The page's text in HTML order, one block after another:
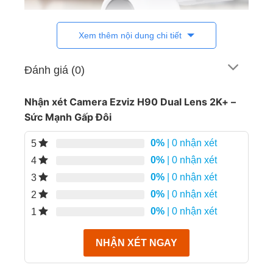
Điểm khác biệt của Ezviz H90 Dual Lens
2K+
2 ống kính kép 4MP + 4MP– Cho phép quan
sát cùng lúc hai khung hình cực rộng, bao quát
toàn bộ khu vực mà không bỏ sót điểm mù.
Hình ảnh chuẩn 2K+ siêu sắc nét, hiển thị rõ
từng chi tiết, kể cả trong điều kiện thiếu sáng.
Xoay linh hoạt 360°
qua ứng dụng Ezviz, dễ
dàng điều khiển dù bạn ở bất cứ đâu.
Xem thêm nội dung chi tiết
Đánh giá (0)
Nhận xét Camera Ezviz H90 Dual Lens 2K+ –
Sức Mạnh Gấp Đôi
5 0% | 0 nhận xét
4
0% | 0 nhận xét
3
0% | 0 nhận xét
2
0% | 0 nhận xét
1
0% | 0 nhận xét
NHẬN XÉT NGAY